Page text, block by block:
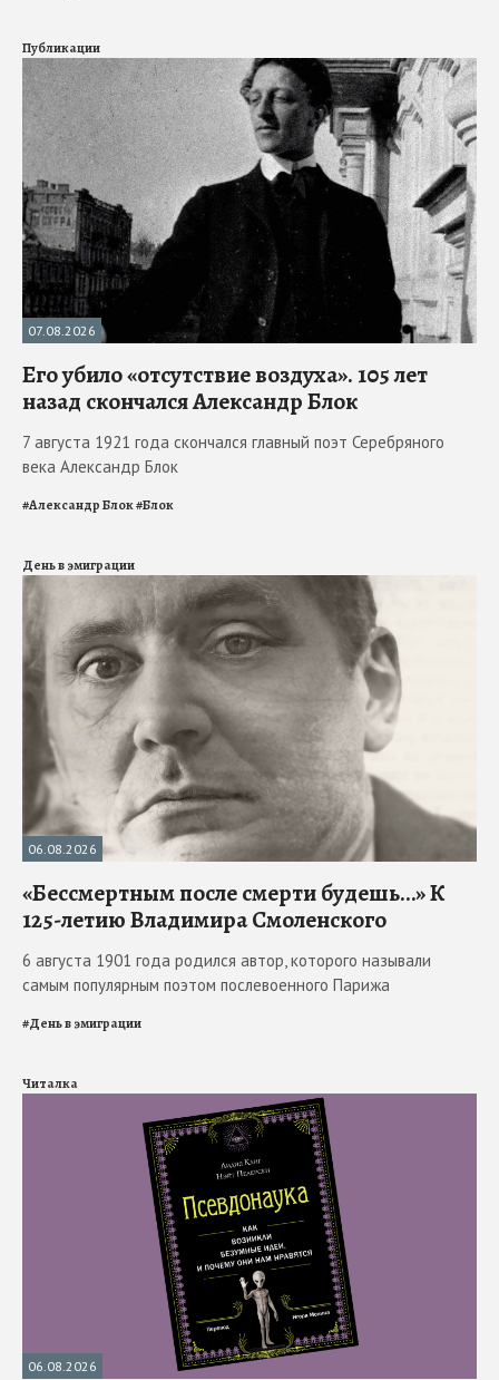
Публикации
07.08.2026
Его убило «отсутствие воздуха». 105 лет
назад скончался Александр Блок
7 августа 1921 года скончался главный поэт Серебряного
века Александр Блок
#Александр Блок#Блок
День в эмиграции
06.08.2026
«Бессмертным после смерти будешь…» К
125-летию Владимира Смоленского
6 августа 1901 года родился автор, которого называли
самым популярным поэтом послевоенного Парижа
#День в эмиграции
Читалка
06.08.2026